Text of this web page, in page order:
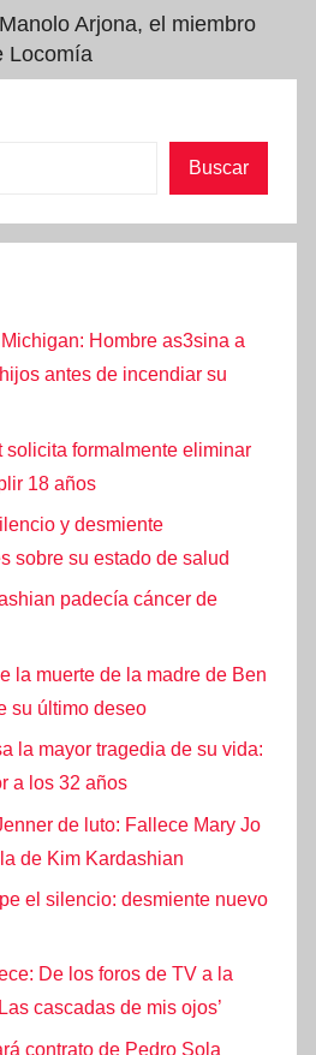
Arjona, el miembro
Locomía
Buscar
Hombre as3sina a
antes de incendiar su
solicita formalmente eliminar
18 años
y desmiente
sobre su estado de salud
padecía cáncer de
la muerte de la madre de Ben
su último deseo
la mayor tragedia de su vida:
a los 32 años
de luto: Fallece Mary Jo
de Kim Kardashian
el silencio: desmiente nuevo
De los foros de TV a la
cascadas de mis ojos’
contrato de Pedro Sola